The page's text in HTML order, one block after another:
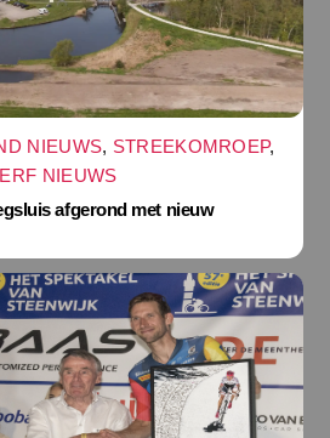
NIEUWS, STREEKOMROEP,
NIEUWS
afgerond met nieuw